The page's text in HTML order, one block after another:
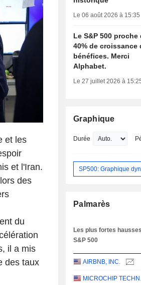
et les
et l'Iran.
des
du
il a mis
des taux
Le 06 août 2026 à 15:35
Le S&P 500 proche
40% de croissance
bénéfices. Merci
Alphabet.
Le 27 juillet 2026 à
Graphique
Durée
SP500: Graphique
Palmarès
Les plus fortes
S&P 500
AIRBNB, INC.